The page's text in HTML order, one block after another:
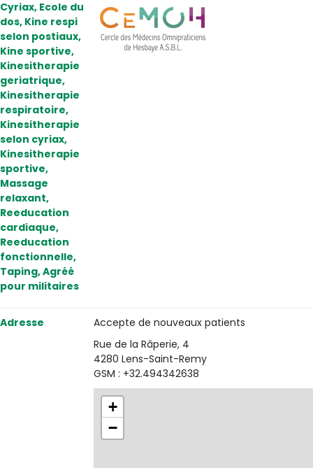
Cyriax, Ecole du
dos, Kine respi
selon postiaux,
Kine sportive,
Kinesitherapie
geriatrique,
Kinesitherapie
respiratoire,
Kinesitherapie
selon cyriax,
Kinesitherapie
sportive,
Massage
relaxant,
Reeducation
cardiaque,
Reeducation
fonctionnelle,
Taping, Agréé
pour militaires
Adresse
Accepte de nouveaux patients
Rue de la Râperie, 4
4280 Lens-Saint-Remy
GSM : +32.494342638
+
−